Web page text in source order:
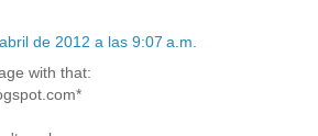
de 2012 a las 9:07 a.m.
with that: